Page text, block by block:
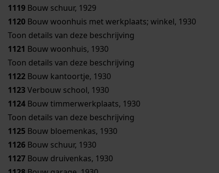
1119 Bouw schuur, 1929
1120 Bouw woonhuis met werkplaats; winkel, 1930
Toon details van deze beschrijving
1121 Bouw woonhuis, 1930
Toon details van deze beschrijving
1122 Bouw kantoortje, 1930
1123Verbouw school, 1930
1124 Bouw timmerwerkplaats, 1930
Toon details van deze beschrijving
1125 Bouw bloemenkas, 1930
1126 Bouw schuur, 1930
1127 Bouw druivenkas, 1930